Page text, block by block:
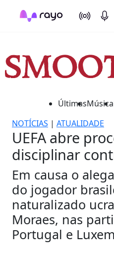
On Air
ÚltimasMúsica
NOTÍCIAS | ATUALIDADE
UEFA abre
disciplinar
Em causa o
do jogador
naturalizado
Moraes, nas
Portugal e